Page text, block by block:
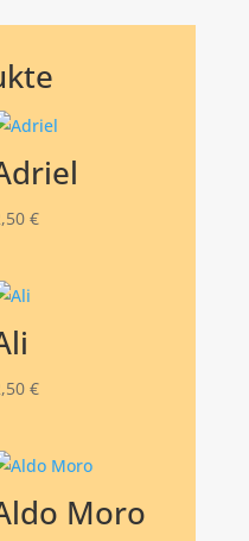
€
€
Moro